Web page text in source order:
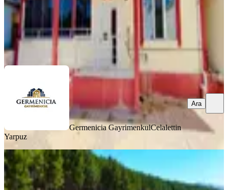
Germenicia GayrimenkulCelalettin Yarpuz
Ara
Germenicia GayrimenkulCelalettin
Yarpuz
Ara
MANZARALI
Yeni Rota Emlaktan Müstakil Tapulu
Bağ Evi Ve Arsası